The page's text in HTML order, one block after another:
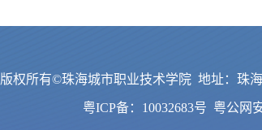
版权所有©珠海城市职业技术学院 地址：珠
粤ICP备：10032683号 粤公网